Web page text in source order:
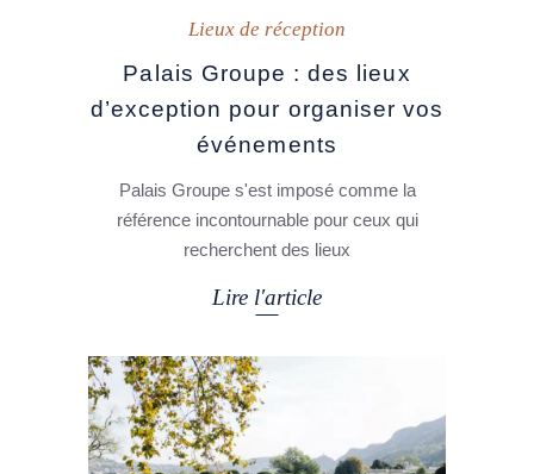
Lieux de réception
Palais Groupe : des lieux
d’exception pour organiser vos
événements
Palais Groupe s'est imposé comme la
référence incontournable pour ceux qui
recherchent des lieux
Lire l'article